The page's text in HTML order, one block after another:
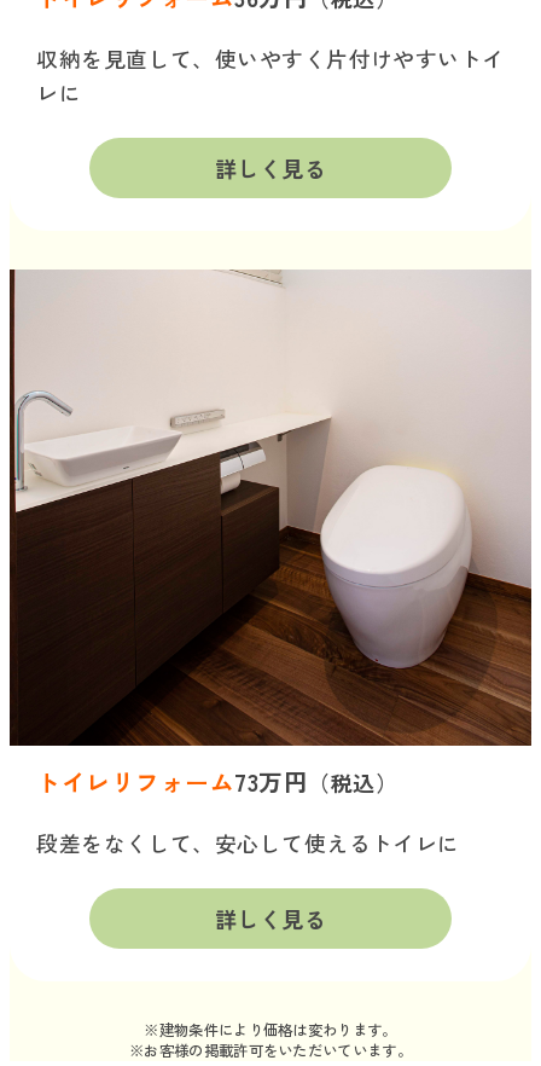
収納を見直して、使いやすく片付けやすいトイ
レに
詳しく見る
トイレリフォーム73万円 （税込）
段差をなくして、安心して使えるトイレに
詳しく見る
※建物条件により価格は変わります。
※お客様の掲載許可をいただいています。